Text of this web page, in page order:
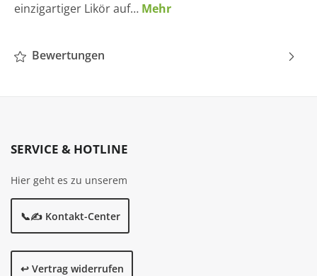
einzigartiger Likör auf… Mehr
Bewertungen
SERVICE & HOTLINE
Hier geht es zu unserem
📞✍️ Kontakt-Center
↩️ Vertrag widerrufen